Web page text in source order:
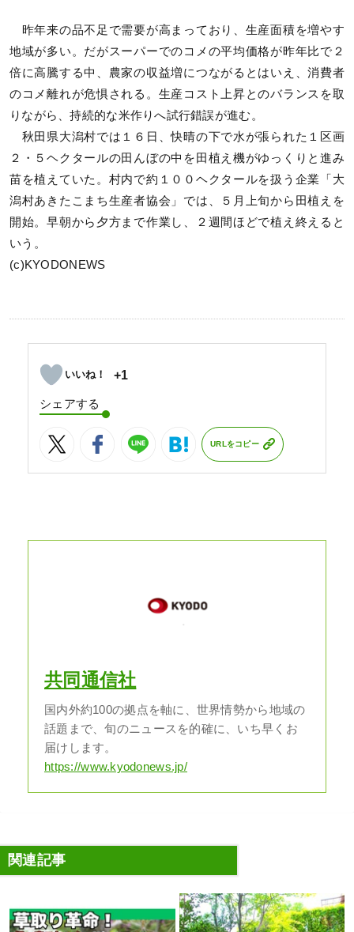
昨年来の品不足で需要が高まっており、生産面積を増やす
地域が多い。だがスーパーでのコメの平均価格が昨年比で２
倍に高騰する中、農家の収益増につながるとはいえ、消費者
のコメ離れが危惧される。生産コスト上昇とのバランスを取
りながら、持続的な米作りへ試行錯誤が進む。
秋田県大潟村では１６日、快晴の下で水が張られた１区画
２・５ヘクタールの田んぼの中を田植え機がゆっくりと進み
苗を植えていた。村内で約１００ヘクタールを扱う企業「大
潟村あきたこまち生産者協会」では、５月上旬から田植えを
開始。早朝から夕方まで作業し、２週間ほどで植え終えると
いう。
(c)KYODONEWS
+1
シェアする
URLをコピー
共同通信社
国内外約100の拠点を軸に、世界情勢から地域の
話題まで、旬のニュースを的確に、いち早くお
届けします。
https://www.kyodonews.jp/
関連記事